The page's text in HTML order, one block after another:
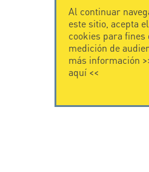
Al continuar
este sitio, acepta
cookies para fines
medición de
más información
aquí<<